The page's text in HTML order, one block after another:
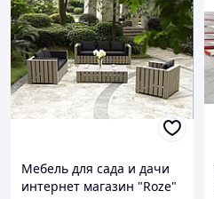
Мебель для сада и дачи
интернет магазин "Roze"